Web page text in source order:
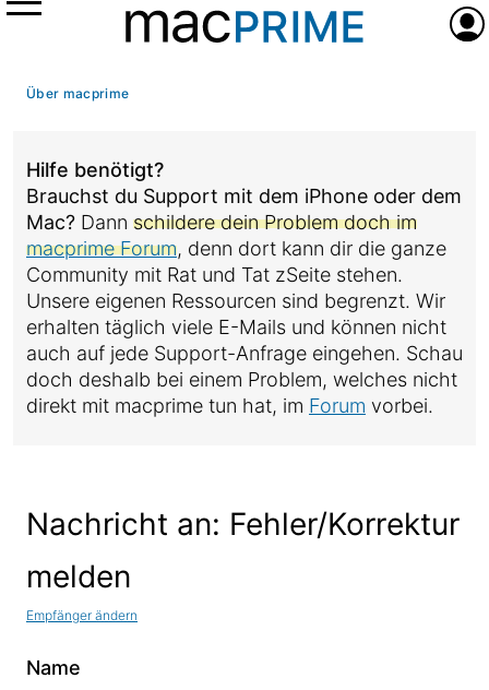
Menü
Über macprime
Hilfe benötigt?
Brauchst du Support mit dem iPhone oder dem
Mac? Dann schildere dein Problem doch im
macprime Forum, denn dort kann dir die ganze
Community mit Rat und Tat zSeite stehen.
Unsere eigenen Ressourcen sind begrenzt. Wir
erhalten täglich viele E-Mails und können nicht
auch auf jede Support-Anfrage eingehen. Schau
doch deshalb bei einem Problem, welches nicht
direkt mit macprime tun hat, im Forum vorbei.
Nachricht an: Fehler/Korrektur
melden
Empfänger ändern
Name